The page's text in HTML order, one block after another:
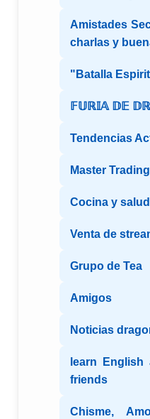
Amistades
charlas y
"Batalla
𝔽𝕌ℝ𝕀𝔸 𝔻𝔼
Tendencias
Master
Cocina y salud
Venta de
Grupo de Tea
Amigos
Noticias
learn English
friends
Chisme,